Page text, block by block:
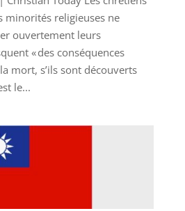
minorités religieuses ne
ouvertement leurs
« des conséquences
mort, s’ils sont découverts
le...